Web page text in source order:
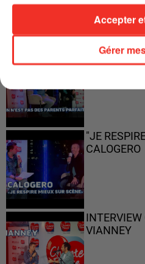
"ON N'EST
PARFAITS"
"JE
CALOGERO
VIANNEY
Gérer
Accepter